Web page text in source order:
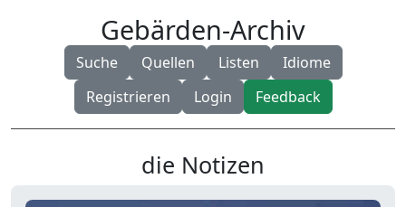
Gebärden-Archiv
Suche Quellen Listen
Idiome
Registrieren
Login Feedback
die Notizen